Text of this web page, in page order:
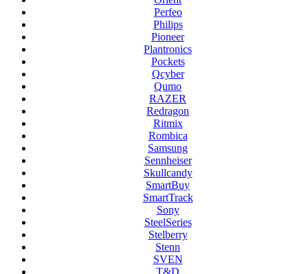
Perfeo
Philips
Pioneer
Plantronics
Pockets
Qcyber
Qumo
RAZER
Redragon
Ritmix
Rombica
Samsung
Sennheiser
Skullcandy
SmartBuy
SmartTrack
Sony
SteelSeries
Stelberry
Stenn
SVEN